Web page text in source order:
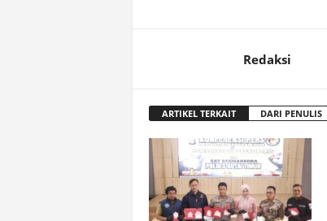
Redaksi
ARTIKEL TERKAIT DARI PENULIS